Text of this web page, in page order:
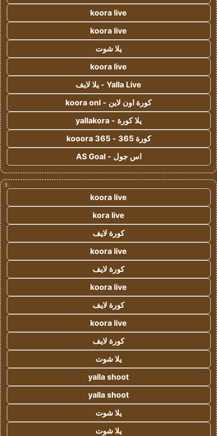
koora live
koora live
يلا شوت
koora live
Yalla Live - يلا لايف
كورة اون لاين - koora onl
يلا كورة - yallakora
كورة 365 - kooora 365
اس جول - AS Goal
!
koora live
kora live
كورة لايف
koora live
كورة لايف
koora live
كورة لايف
koora live
كورة لايف
يلا شوت
yalla shoot
yalla shoot
يلا شوت
يلا شوت